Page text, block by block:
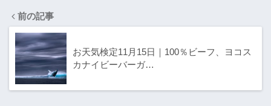
前の記事
お天気検定11月15日｜100％ビーフ、ヨコス
カナイビーバーガ…